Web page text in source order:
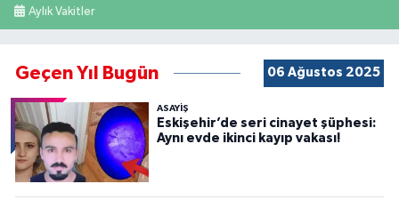
Aylık Vakitler
Geçen Yıl Bugün 06 Ağustos 2025
ASAYİŞ
Eskişehir’de seri cinayet şüphesi:
Aynı evde ikinci kayıp vakası!